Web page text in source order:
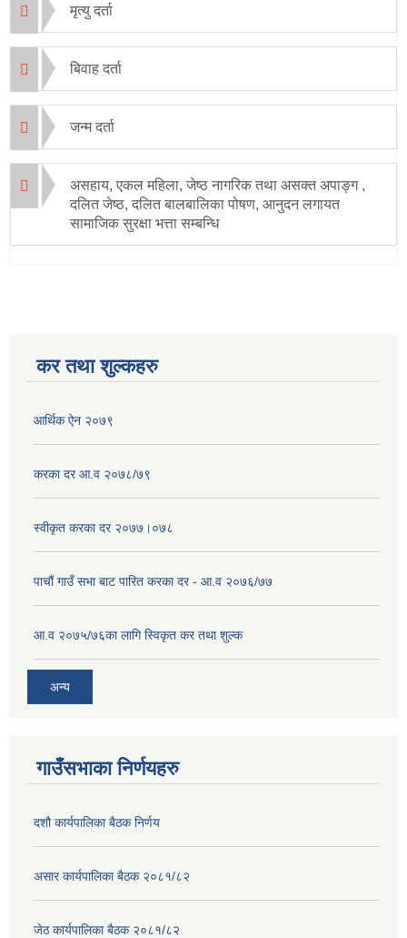
मृत्यु दर्ता
बिवाह दर्ता
जन्म दर्ता
असहाय, एकल महिला, जेष्ठ नागरिक तथा असक्त अपाङ्ग ,
दलित जेष्ठ, दलित बालबालिका पोषण, आनुदन लगायत
सामाजिक सुरक्षा भत्ता सम्बन्धि
कर तथा शुल्कहरु
आर्थिक ऐन २०७९
करका दर आ.व २०७८/७९
स्वीकृत करका दर २०७७।०७८
पाचौं गाउँ सभा बाट पारित करका दर - आ.व २०७६/७७
आ.व २०७५/७६का लागि स्विकृत कर तथा शुल्क
अन्य
गाउँसभाका निर्णयहरु
दशौ कार्यपालिका बैठक निर्णय
असार कार्यपालिका बैठक २०८१/८२
जेठ कार्यपालिका बैठक २०८१/८२